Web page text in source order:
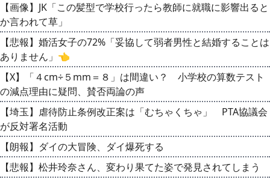
【画像】JK「この髪型で学校行ったら教師に就職に影響出ると
か言われて草」
【悲報】婚活女子の72%「妥協して弱者男性と結婚することは
ありません」👈
【X】「４cm÷５mm＝８」は間違い？ 小学校の算数テスト
の減点理由に疑問、賛否両論の声
【埼玉】虐待防止条例改正案は「むちゃくちゃ」 PTA協議会
が反対署名活動
【朗報】ダイの大冒険、ダイ爆死する
【悲報】松井玲奈さん、変わり果てた姿で発見されてしまう